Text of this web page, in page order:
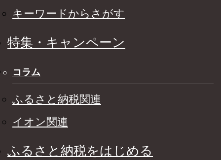
キーワードからさがす
特集・キャンペーン
コラム
ふるさと納税関連
イオン関連
ふるさと納税をはじめる